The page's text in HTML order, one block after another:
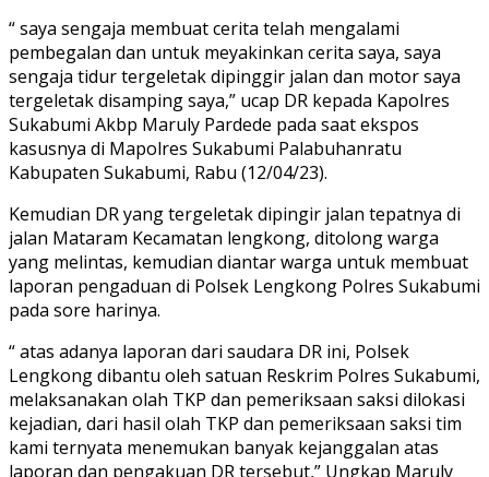
“ saya sengaja membuat cerita telah mengalami
pembegalan dan untuk meyakinkan cerita saya, saya
sengaja tidur tergeletak dipinggir jalan dan motor saya
tergeletak disamping saya,” ucap DR kepada Kapolres
Sukabumi Akbp Maruly Pardede pada saat ekspos
kasusnya di Mapolres Sukabumi Palabuhanratu
Kabupaten Sukabumi, Rabu (12/04/23).
Kemudian DR yang tergeletak dipingir jalan tepatnya di
jalan Mataram Kecamatan lengkong, ditolong warga
yang melintas, kemudian diantar warga untuk membuat
laporan pengaduan di Polsek Lengkong Polres Sukabumi
pada sore harinya.
“ atas adanya laporan dari saudara DR ini, Polsek
Lengkong dibantu oleh satuan Reskrim Polres Sukabumi,
melaksanakan olah TKP dan pemeriksaan saksi dilokasi
kejadian, dari hasil olah TKP dan pemeriksaan saksi tim
kami ternyata menemukan banyak kejanggalan atas
laporan dan pengakuan DR tersebut,” Ungkap Maruly